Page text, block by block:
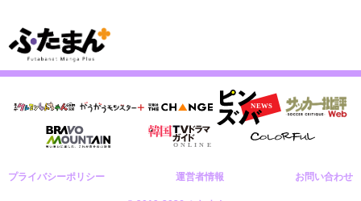
プライバシーポリシー 運営者情報 お問い合わせ